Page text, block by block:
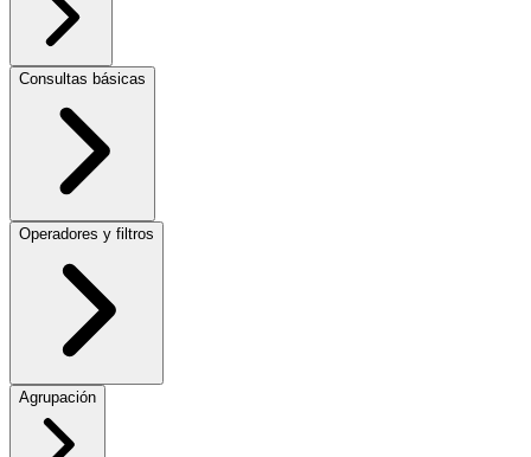
Consultas básicas
Operadores y filtros
Agrupación